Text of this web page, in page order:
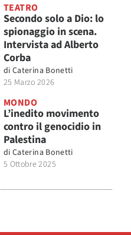
TEATRO
Secondo solo a Dio: lo
spionaggio in scena.
Intervista ad Alberto
Corba
di Caterina Bonetti
25 Marzo 2026
MONDO
L’inedito movimento
contro il genocidio in
Palestina
di Caterina Bonetti
5 Ottobre 2025